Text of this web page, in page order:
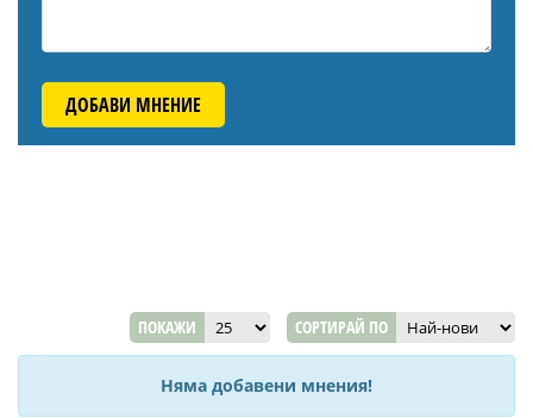
ДОБАВИ МНЕНИЕ
ПОКАЖИ СОРТИРАЙ ПО
Няма добавени мнения!